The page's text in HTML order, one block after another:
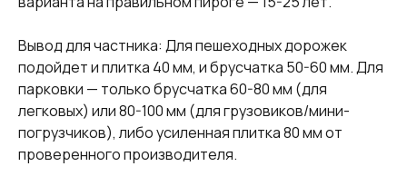
Вывод для частника: Для пешеходных дорожек
подойдет и плитка 40 мм, и брусчатка 50-60 мм. Для
парковки — только брусчатка 60-80 мм (для
легковых) или 80-100 мм (для грузовиков/мини-
погрузчиков), либо усиленная плитка 80 мм от
проверенного производителя.